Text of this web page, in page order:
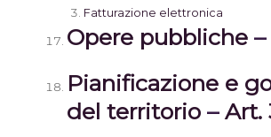
Fatturazione elettronica
Opere pubbliche–
Pianificazione e
del territorio– Art.